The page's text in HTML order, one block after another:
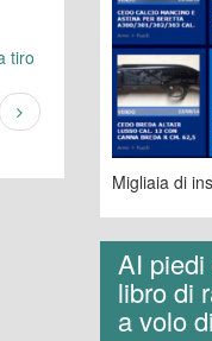
tiro
Migliaia di
AI
libro di
a volo